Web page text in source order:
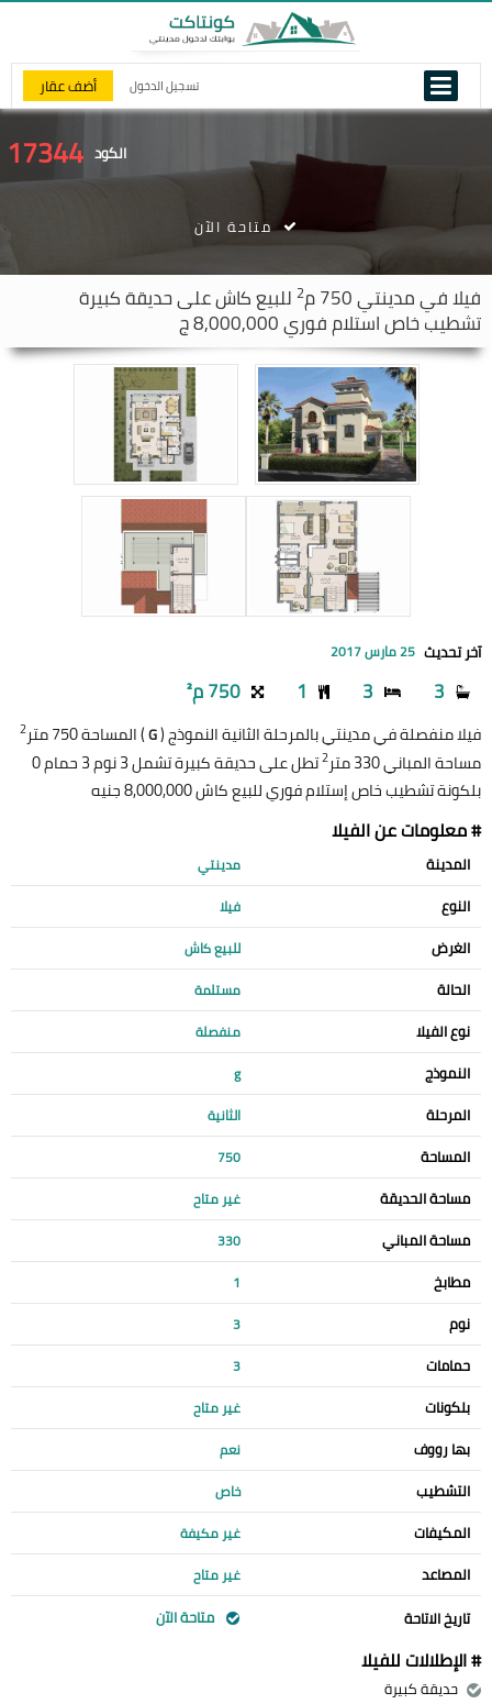
تسجيل الدخول أضف عقار
الكود 17344
فيلا فيمدينتي 2 للبيع كاش على حديقة كبيرة
تشطيب خاص استلام فوري 8,000,000 ج
متاحة الآن
آخر تحديث 25 مارس 2017
3
3
1 750 م²
فيلا منفصلة في مدينتي بالمرحلة الثانية النموذج (G) المساحة 750 متر 2
مساحة المباني 330 متر 2
تطل على حديقة كبيرة تشمل 3 نوم 3 حمام 0
بلكونة تشطيب خاص إستلام فوري للبيع كاش 8,000,000 جنيه
# معلومات عن الفيلا
المدينة مدينتي
النوع فيلا
الغرض للبيع كاش
الحالة مستلمة
نوع الفيلا منفصلة
النموذج g
المرحلة الثانية
المساحة 750
مساحة الحديقة غير متاح
مساحة المباني 330
مطابخ 1
نوم 3
حمامات 3
بلكونات غير متاح
بها رووف نعم
التشطيب خاص
المكيفات غير مكيفة
المصاعد غير متاح
تاريخ الاتاحة متاحة الآن
# الإطلالات للفيلا
حديقة كبيرة